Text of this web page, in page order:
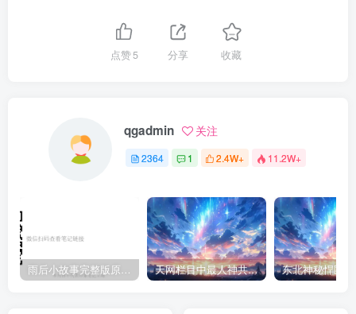
点赞5 分享 收藏
qgadmin 关注
2364 1 2.4W+ 11.2W+
雨后小故事完整版原片动态图（图+文字解说版） 天网栏目中最人神共愤的一期《消失的夫妻》